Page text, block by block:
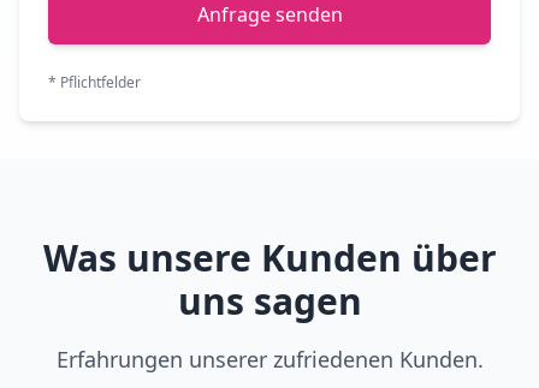
Anfrage senden
* Pflichtfelder
Was unsere Kunden über
uns sagen
Erfahrungen unserer zufriedenen Kunden.